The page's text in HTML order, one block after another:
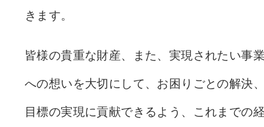
きます。
皆様の貴重な財産、また、実現されたい事
への想いを大切にして、お困りごとの解決
目標の実現に貢献できるよう、これまでの